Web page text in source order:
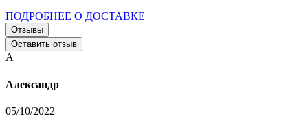
ПОДРОБНЕЕ О ДОСТАВКЕ
Отзывы
Оставить отзыв
А
Александр
05/10/2022